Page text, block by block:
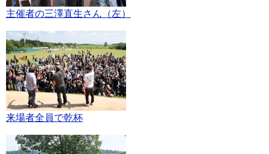
主催者の三澤直生さん（左）
来場者全員で乾杯